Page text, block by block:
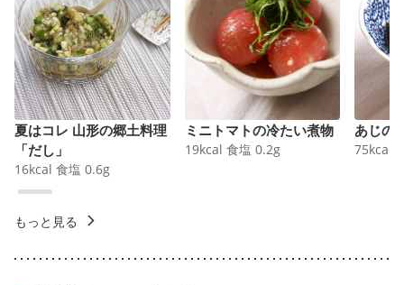
夏はコレ 山形の郷土料理
「だし」
16kcal 食塩 0.6g
ミニトマトの冷たい煮物
19kcal 食塩 0.2g
あじの
75kcal
もっと見る